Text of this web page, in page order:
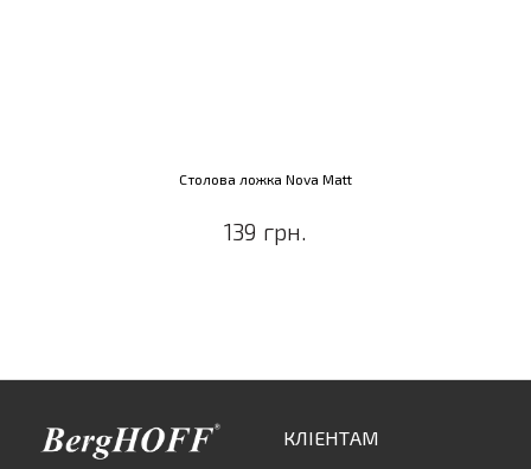
Столова ложка Nova Matt
139 грн.
КЛІЕНТАМ